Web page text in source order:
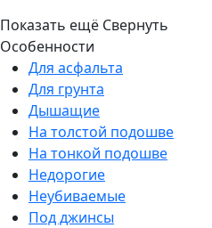
Показать ещё Свернуть
Особенности
Для асфальта
Для грунта
Дышащие
На толстой подошве
На тонкой подошве
Недорогие
Неубиваемые
Под джинсы